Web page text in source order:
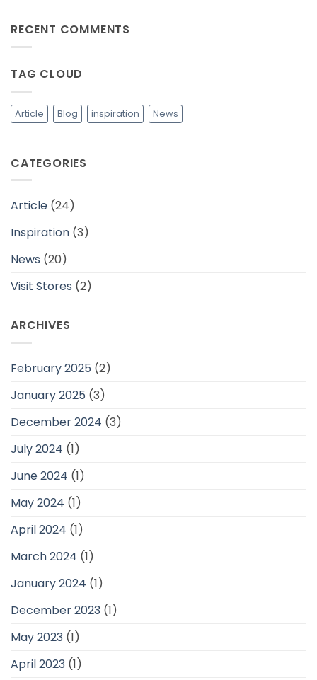
Industri
Fashion
Tips
Memilih
Adem
Daerah
Tropis
RECENT COMMENTS
TAG CLOUD
Article Blog inspiration News
CATEGORIES
Article (24)
Inspiration (3)
News (20)
Visit Stores (2)
ARCHIVES
February 2025 (2)
January 2025 (3)
December 2024 (3)
July 2024 (1)
June 2024 (1)
May 2024 (1)
April 2024 (1)
March 2024 (1)
January 2024 (1)
December 2023 (1)
May 2023 (1)
April 2023 (1)